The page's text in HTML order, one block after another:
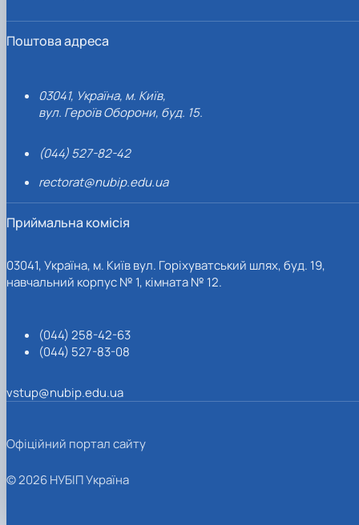
Поштова адреса
03041, Україна, м. Київ,
вул. Героїв Оборони, буд. 15.
(044) 527-82-42
rectorat@nubip.edu.ua
Приймальна комісія
03041, Україна, м. Київ вул. Горіхуватський шлях, буд. 19,
навчальний корпус № 1, кімната № 12.
(044) 258-42-63
(044) 527-83-08
vstup@nubip.edu.ua
Офіційний портал сайту
© 2026 НУБІП Україна